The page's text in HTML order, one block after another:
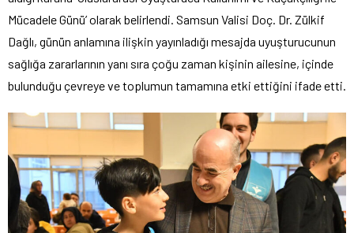
Mücadele Günü’ olarak belirlendi. Samsun Valisi Doç. Dr. Zülkif
Dağlı, günün anlamına ilişkin yayınladığı mesajda uyuşturucunun
sağlığa zararlarının yanı sıra çoğu zaman kişinin ailesine, içinde
bulunduğu çevreye ve toplumun tamamına etki ettiğini ifade etti.